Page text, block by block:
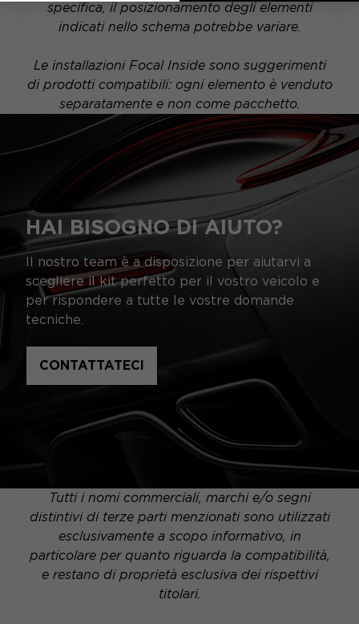
specifica, il posizionamento degli elementi
indicati nello schema potrebbe variare.
Le installazioni Focal Inside sono suggerimenti
di prodotti compatibili: ogni elemento è venduto
separatamente e non come pacchetto.
HAI BISOGNO DI AIUTO?
Il nostro team è a disposizione per aiutarvi a
scegliere il kit perfetto per il vostro veicolo e
per rispondere a tutte le vostre domande
tecniche.
CONTATTATECI
Tutti i nomi commerciali, marchi e/o segni
distintivi di terze parti menzionati sono utilizzati
esclusivamente a scopo informativo, in
particolare per quanto riguarda la compatibilità,
e restano di proprietà esclusiva dei rispettivi
titolari.